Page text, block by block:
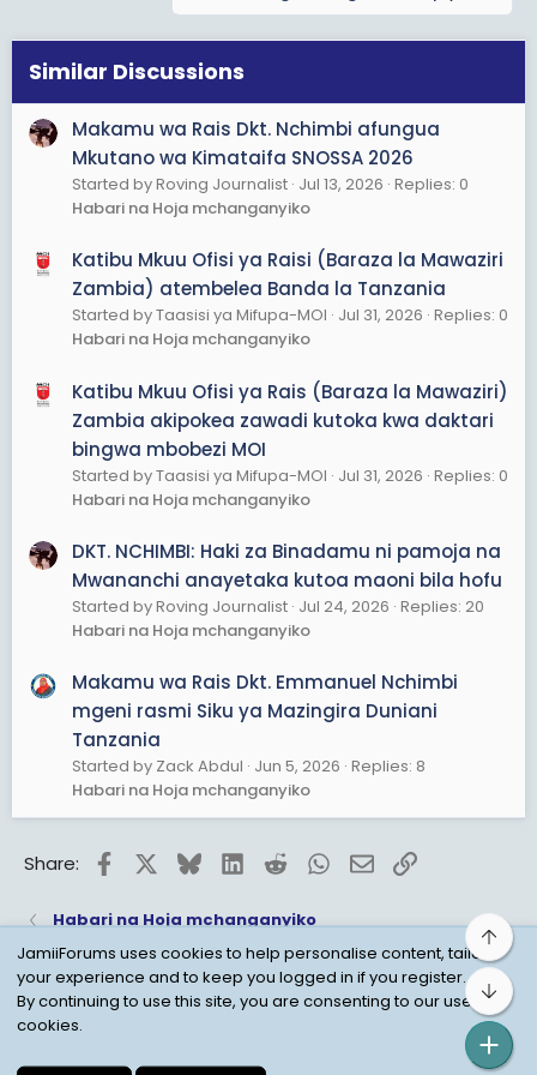
Similar Discussions
Makamu wa Rais Dkt. Nchimbi afungua
Mkutano wa Kimataifa SNOSSA 2026
Started by Roving Journalist Jul 13, 2026 Replies: 0
Habari na Hoja mchanganyiko
Katibu Mkuu Ofisi ya Raisi (Baraza la Mawaziri
Zambia) atembelea Banda la Tanzania
Started by Taasisi ya Mifupa-MOI Jul 31, 2026 Replies: 0
Habari na Hoja mchanganyiko
Katibu Mkuu Ofisi ya Rais (Baraza la Mawaziri)
Zambia akipokea zawadi kutoka kwa daktari
bingwa mbobezi MOI
Started by Taasisi ya Mifupa-MOI Jul 31, 2026 Replies: 0
Habari na Hoja mchanganyiko
DKT. NCHIMBI: Haki za Binadamu ni pamoja na
Mwananchi anayetaka kutoa maoni bila hofu
Started by Roving Journalist Jul 24, 2026 Replies: 20
Habari na Hoja mchanganyiko
Makamu wa Rais Dkt. Emmanuel Nchimbi
mgeni rasmi Siku ya Mazingira Duniani
Tanzania
Started by Zack Abdul Jun 5, 2026 Replies: 8
Habari na Hoja mchanganyiko
Share: FacebookBlueskyLinkedInRedditWhatsApp
EmailLink
Habari na Hoja mchanganyiko
Child Protection Policy
Personal Data Protection
JamiiForums uses cookies to help personalise content, tailor
your experience and to keep you logged in if you register.
By continuing to use this site, you are consenting to our use of
cookies.
Top